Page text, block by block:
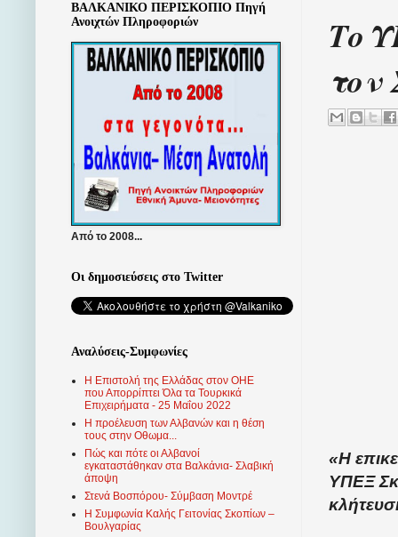
Το
τον
«Η
ΥΠΕΞ
ΒΑΛΚΑΝΙΚΟ ΠΕΡΙΣΚΟΠΙΟ Πηγή
Ανοιχτών Πληροφοριών
Από το 2008...
Οι δημοσιεύσεις στο Twitter
Αναλύσεις-Συμφωνίες
Η Επιστολή της Ελλάδας στον ΟΗΕ
που Απορρίπτει Όλα τα Τουρκικά
Επιχειρήματα - 25 Μαΐου 2022
Η προέλευση των Αλβανών και η θέση
τους στην Οθωμα...
Πώς και πότε οι Αλβανοί
εγκαταστάθηκαν στα Βαλκάνια- Σλαβική
άποψη
Στενά Βοσπόρου- Σύμβαση Μοντρέ
Η Συμφωνία Καλής Γειτονίας Σκοπίων –
Βουλγαρίας